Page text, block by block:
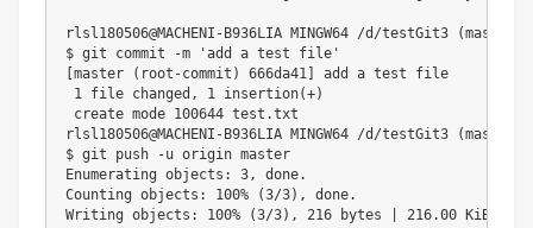
rlsl180506@MACHENI-B936LIA MINGW64 /d/testGit3 (master)
$ git commit -m 'add a test file'
[master (root-commit) 666da41] add a test file
1 file changed, 1 insertion(+)
create mode 100644 test.txt
rlsl180506@MACHENI-B936LIA MINGW64 /d/testGit3 (master)
$ git push -u origin master
Enumerating objects: 3, done.
Counting objects: 100% (3/3), done.
Writing objects: 100% (3/3), 216 bytes | 216.00 KiB/s,